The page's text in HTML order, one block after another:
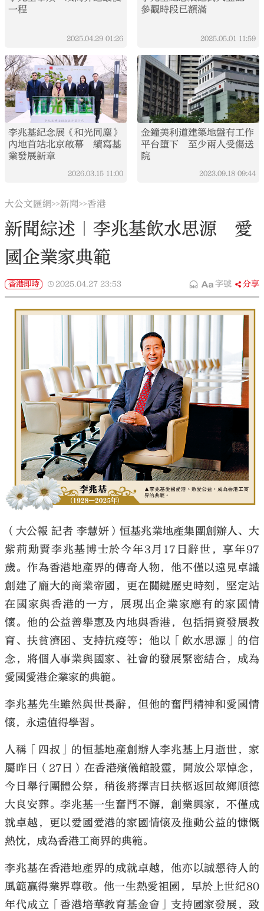
一程
2025.04.29 01:26
參觀時段已額滿
2025.05.01 11:59
李兆基紀念展《和光同塵》
內地首站北京啟幕 續寫基
業發展新章
2026.03.15 11:00
金鐘美利道建築地盤有工作
平台墮下 至少兩人受傷送
院
2023.09.18 09:44
大公文匯網>>新聞>>香港
新聞綜述｜李兆基飲水思源 愛
國企業家典範
香港即時 2025.04.27 23:53 字號 分享
（大公報 記者 李慧妍）恒基兆業地產集團創辦人、大
紫荊勳賢李兆基博士於今年3月17日辭世，享年97
歲。作為香港地產界的傳奇人物，他不僅以遠見卓識
創建了龐大的商業帝國，更在關鍵歷史時刻，堅定站
在國家與香港的一方，展現出企業家應有的家國情
懷。他的公益善舉惠及內地與香港，包括捐資發展教
育、扶貧濟困、支持抗疫等；他以「飲水思源」的信
念，將個人事業與國家、社會的發展緊密結合，成為
愛國愛港企業家的典範。
李兆基先生雖然與世長辭，但他的奮鬥精神和愛國情
懷，永遠值得學習。
人稱「四叔」的恒基地產創辦人李兆基上月逝世，家
屬昨日（27日）在香港殯儀館設靈，開放公眾悼念，
今日舉行團體公祭，稍後將擇吉日扶柩返回故鄉順德
大良安葬。李兆基一生奮鬥不懈，創業興家，不僅成
就卓越，更以愛國愛港的家國情懷及推動公益的慷慨
熱忱，成為香港工商界的典範。
李兆基在香港地產界的成就卓越，他亦以誠懇待人的
風範贏得業界尊敬。他一生熱愛祖國，早於上世紀80
年代成立「香港培華教育基金會」支持國家發展，致